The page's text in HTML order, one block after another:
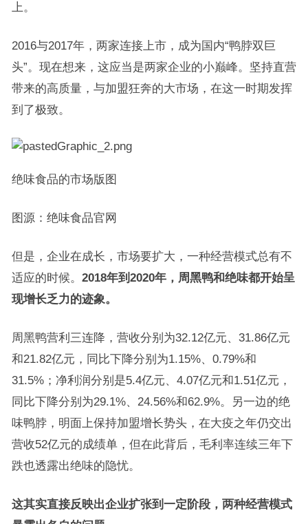
上。
2016与2017年，两家连接上市，成为国内“鸭脖双巨
头”。现在想来，这应当是两家企业的小巅峰。坚持直营
带来的高质量，与加盟狂奔的大市场，在这一时期发挥
到了极致。
绝味食品的市场版图
图源：绝味食品官网
但是，企业在成长，市场要扩大，一种经营模式总有不
适应的时候。 2018年到 2020年，周黑鸭和绝味都开始呈
现增长乏力的迹象。
周黑鸭营利三连降，营收分别为32.12亿元、31.86亿元
和21.82亿元，同比下降分别为1.15%、0.79%和
31.5%；净利润分别是5.4亿元、4.07亿元和1.51亿元，
同比下降分别为29.1%、24.56%和62.9%。另一边的绝
味鸭脖，明面上保持加盟增长势头，在大疫之年仍交出
营收52亿元的成绩单，但在此背后，毛利率连续三年下
跌也透露出绝味的隐忧。
这其实直接反映出企业扩张到一定阶段，两种经营模式